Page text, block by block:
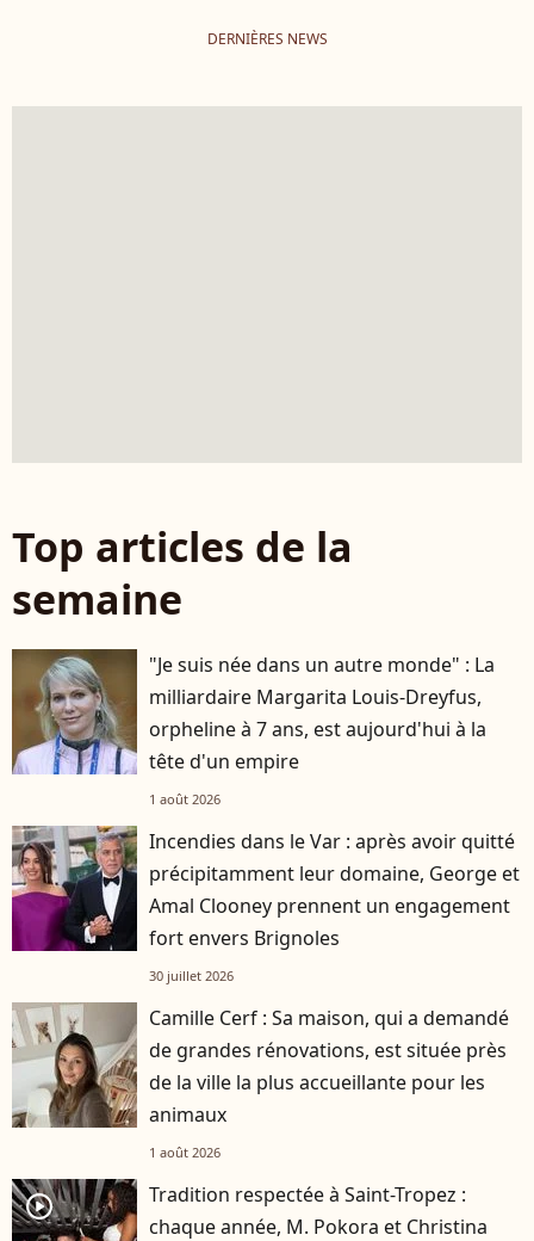
DERNIÈRES NEWS
Top articles de la
semaine
"Je suis née dans un autre monde" : La
milliardaire Margarita Louis-Dreyfus,
orpheline à 7 ans, est aujourd'hui à la
tête d'un empire
1 août 2026
Incendies dans le Var : après avoir quitté
précipitamment leur domaine, George et
Amal Clooney prennent un engagement
fort envers Brignoles
30 juillet 2026
Camille Cerf : Sa maison, qui a demandé
de grandes rénovations, est située près
de la ville la plus accueillante pour les
animaux
1 août 2026
player2
Tradition respectée à Saint-Tropez :
chaque année, M. Pokora et Christina